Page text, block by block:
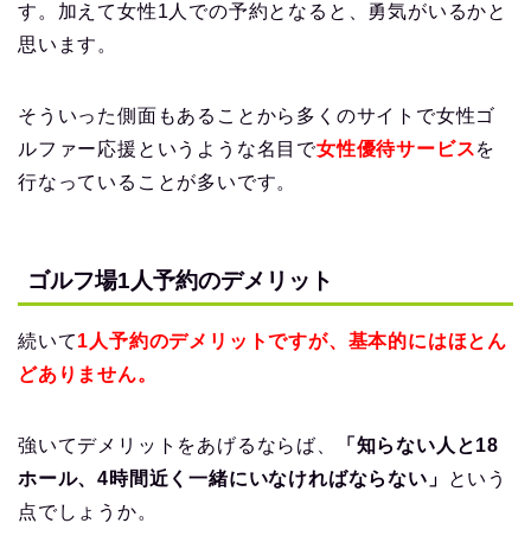
す。加えて女性1人での予約となると、勇気がいるかと
思います。
そういった側面もあることから多くのサイトで女性ゴ
ルファー応援というような名目で女性優待サービスを
行なっていることが多いです。
ゴルフ場1人予約のデメリット
続いて1人予約のデメリットですが、基本的にはほとん
どありません。
強いてデメリットをあげるならば、
「知らない人と18
ホール、4時間近く一緒にいなければならない」
という
点でしょうか。